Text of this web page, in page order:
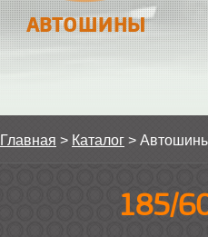
АВТОШИНЫ
Главная > Каталог >
185/